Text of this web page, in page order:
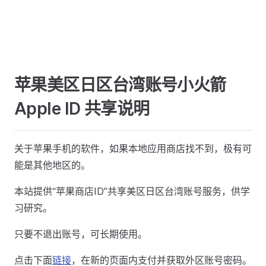
苹果美区日区台湾账号小火箭
Apple ID 共享说明
关于苹果手机的软件，如果本地应用商店找不到，极有可
能是其他地区的。
本站提供“苹果商店ID”共享美区日区台湾账号服务，供学
习研究。
只要不退出账号，可长期使用。
点击下面链接，在新的页面内支付并获取外区账号密码。